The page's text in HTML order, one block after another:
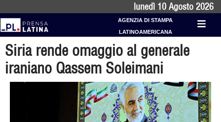
lunedì 10 Agosto 2026
AGENZIA DI STAMPA
LATINOAMERICANA
Siria rende omaggio al generale
iraniano Qassem Soleimani